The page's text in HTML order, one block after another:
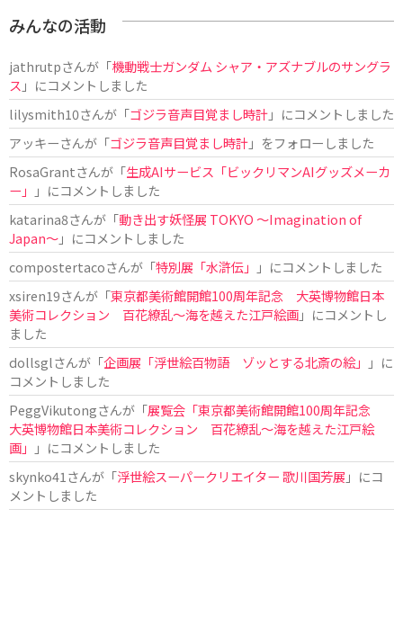
みんなの活動
jathrutpさんが「機動戦士ガンダム シャア・アズナブルのサングラ
ス 」にコメントしました
lilysmith10さんが「ゴジラ音声目覚まし時計」にコメントしました
アッキーさんが「ゴジラ音声目覚まし時計」をフォローしました
RosaGrantさんが「生成AIサービス「ビックリマンAIグッズメーカ
ー」
」にコメントしました
katarina8さんが「動き出す妖怪展 TOKYO 〜Imagination of
Japan〜」にコメントしました
compostertacoさんが「特別展「水滸伝」
」にコメントしました
xsiren19さんが「東京都美術館開館100周年記念 大英博物館日本
美術コレクション 百花繚乱～海を越えた江戸絵画」にコメントし
ました
dollsglさんが「企画展「浮世絵百物語 ゾッとする北斎の絵」
」に
コメントしました
PeggVikutongさんが「展覧会「東京都美術館開館100周年記念
大英博物館日本美術コレクション 百花繚乱〜海を越えた江戸絵
画」
」にコメントしました
skynko41さんが「浮世絵スーパークリエイター 歌川国芳展 」にコ
メントしました